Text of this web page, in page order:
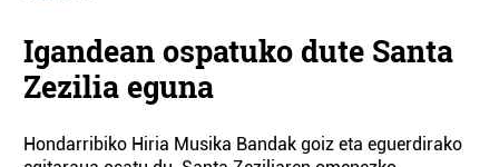
Igandean ospatuko dute Santa
Zezilia eguna
Hondarribiko Hiria Musika Bandak goiz eta eguerdirako